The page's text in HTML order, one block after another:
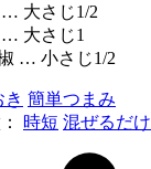
… 大さじ1/2
… 大さじ1
… 小さじ1/2
簡単つまみ
時短 混ぜるだけ